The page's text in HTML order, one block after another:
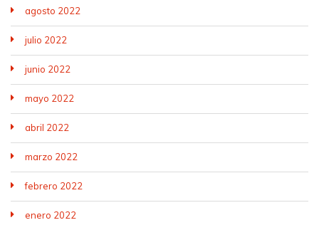
agosto 2022
julio 2022
junio 2022
mayo 2022
abril 2022
marzo 2022
febrero 2022
enero 2022